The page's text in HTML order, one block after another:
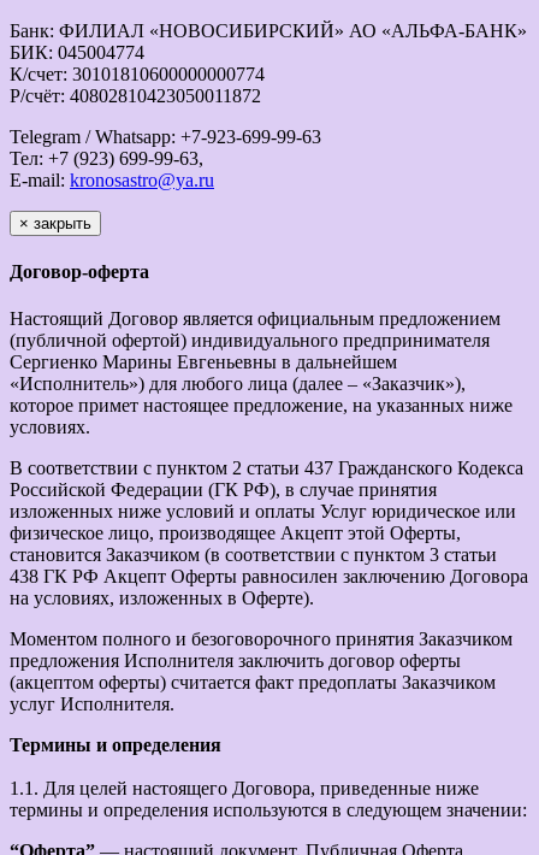
Банк: ФИЛИАЛ «НОВОСИБИРСКИЙ» АО «АЛЬФА-БАНК»
БИК: 045004774
К/счет: 30101810600000000774
Р/счёт: 40802810423050011872
Telegram / Whatsapp: +7-923-699-99-63
Тел: +7 (923) 699-99-63,
E-mail: kronosastro@ya.ru
× закрыть
Договор-оферта
Настоящий Договор является официальным предложением
(публичной офертой) индивидуального предпринимателя
Сергиенко Марины Евгеньевны в дальнейшем
«Исполнитель») для любого лица (далее – «Заказчик»),
которое примет настоящее предложение, на указанных ниже
условиях.
В соответствии с пунктом 2 статьи 437 Гражданского Кодекса
Российской Федерации (ГК РФ), в случае принятия
изложенных ниже условий и оплаты Услуг юридическое или
физическое лицо, производящее Акцепт этой Оферты,
становится Заказчиком (в соответствии с пунктом 3 статьи
438 ГК РФ Акцепт Оферты равносилен заключению Договора
на условиях, изложенных в Оферте).
Моментом полного и безоговорочного принятия Заказчиком
предложения Исполнителя заключить договор оферты
(акцептом оферты) считается факт предоплаты Заказчиком
услуг Исполнителя.
Термины и определения
1.1. Для целей настоящего Договора, приведенные ниже
термины и определения используются в следующем значении:
“Оферта” — настоящий документ, Публичная Оферта